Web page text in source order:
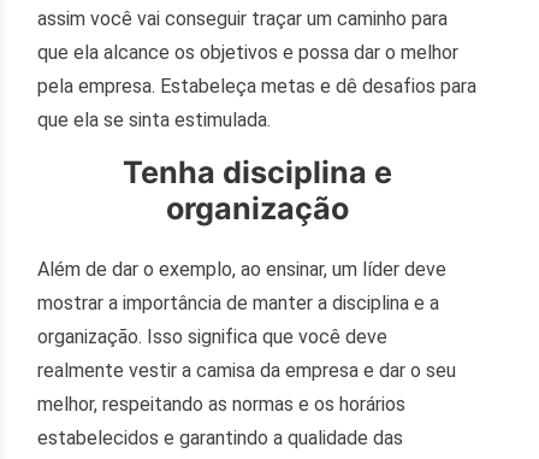
assim você vai conseguir traçar um caminho para
que ela alcance os objetivos e possa dar o melhor
pela empresa. Estabeleça metas e dê desafios para
que ela se sinta estimulada.
Tenha disciplina e
organização
Além de dar o exemplo, ao ensinar, um líder deve
mostrar a importância de manter a disciplina e a
organização. Isso significa que você deve
realmente vestir a camisa da empresa e dar o seu
melhor, respeitando as normas e os horários
estabelecidos e garantindo a qualidade das